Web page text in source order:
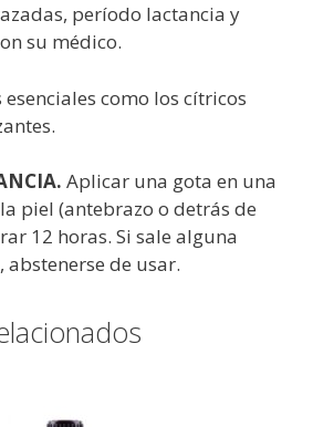
período lactancia y
su médico.
esenciales como los cítricos
Aplicar una gota en una
piel (antebrazo o detrás de
12 horas. Si sale alguna
abstenerse de usar.